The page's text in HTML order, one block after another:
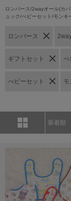
ロンパース/2wayオール(カ
ュック/べビーセット/モンキ
ロンパース
ギフトセット べ
べビーセット モ
新着順